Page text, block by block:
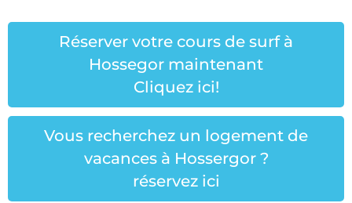
Réserver votre cours de surf à
Hossegor maintenant
Cliquez ici!
Vous recherchez un logement de
vacances à Hossergor ?
réservez ici